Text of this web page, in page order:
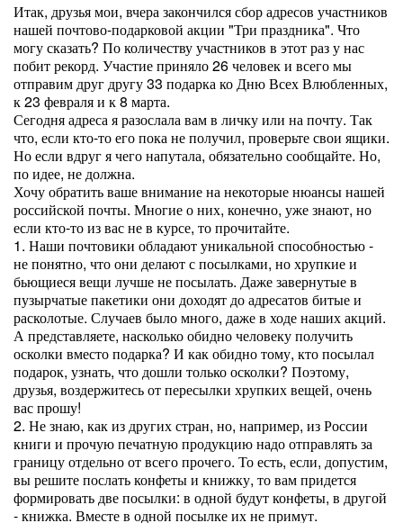
Итак, друзья мои, вчера закончился сбор адресов участников
нашей почтово-подарковой акции "Три праздника". Что
могу сказать? По количеству участников в этот раз у нас
побит рекорд. Участие приняло 26 человек и всего мы
отправим друг другу 33 подарка ко Дню Всех Влюбленных,
к 23 февраля и к 8 марта.
Сегодня адреса я разослала вам в личку или на почту. Так
что, если кто-то его пока не получил, проверьте свои ящики.
Но если вдруг я чего напутала, обязательно сообщайте. Но,
по идее, не должна.
Хочу обратить ваше внимание на некоторые нюансы нашей
российской почты. Многие о них, конечно, уже знают, но
если кто-то из вас не в курсе, то прочитайте.
1. Наши почтовики обладают уникальной способностью -
не понятно, что они делают с посылками, но хрупкие и
бьющиеся вещи лучше не посылать. Даже завернутые в
пузырчатые пакетики они доходят до адресатов битые и
расколотые. Случаев было много, даже в ходе наших акций.
А представляете, насколько обидно человеку получить
осколки вместо подарка? И как обидно тому, кто посылал
подарок, узнать, что дошли только осколки? Поэтому,
друзья, воздержитесь от пересылки хрупких вещей, очень
вас прошу!
2. Не знаю, как из других стран, но, например, из России
книги и прочую печатную продукцию надо отправлять за
границу отдельно от всего прочего. То есть, если, допустим,
вы решите послать конфеты и книжку, то вам придется
формировать две посылки: в одной будут конфеты, в другой
- книжка. Вместе в одной посылке их не примут.